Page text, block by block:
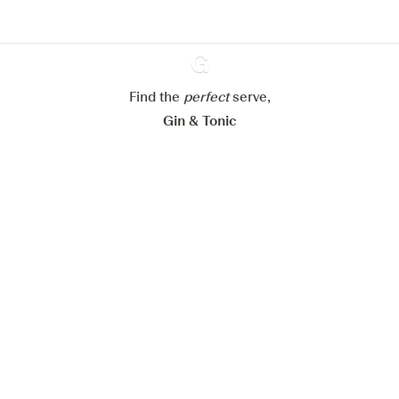
Ginventory
Find the perfectserve,
Gin & Tonic
Refuser tout Accepter tout